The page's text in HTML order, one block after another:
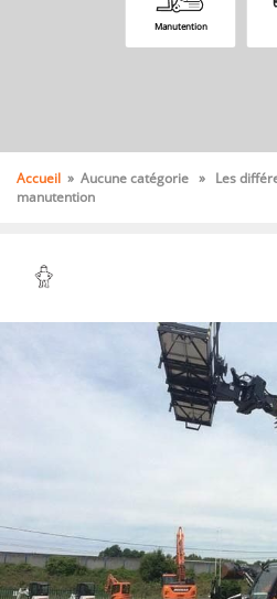
Manutention
Accueil » Aucune catégorie » Les
manutention